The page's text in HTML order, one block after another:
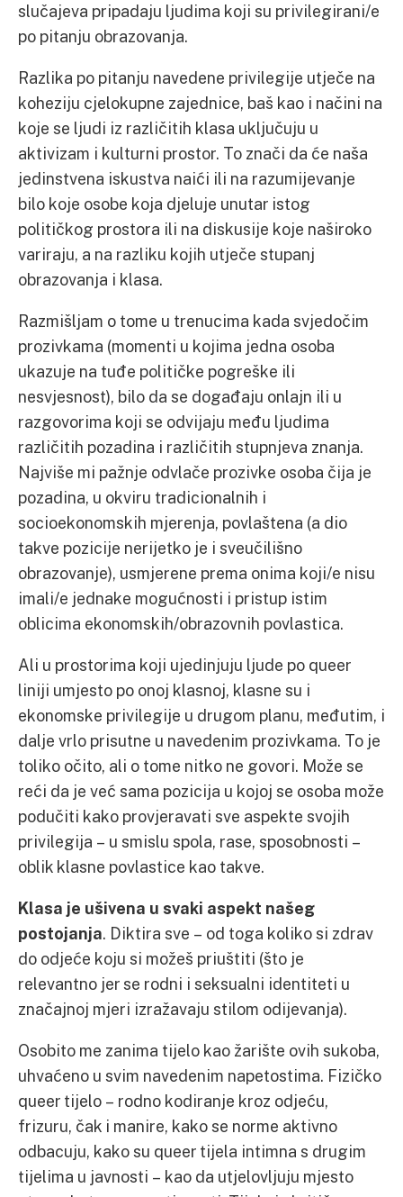
slučajeva pripadaju ljudima koji su privilegirani/e
po pitanju obrazovanja.
Razlika po pitanju navedene privilegije utječe na
koheziju cjelokupne zajednice, baš kao i načini na
koje se ljudi iz različitih klasa uključuju u
aktivizam i kulturni prostor. To znači da će naša
jedinstvena iskustva naići ili na razumijevanje
bilo koje osobe koja djeluje unutar istog
političkog prostora ili na diskusije koje naširoko
variraju, a na razliku kojih utječe stupanj
obrazovanja i klasa.
Razmišljam o tome u trenucima kada svjedočim
prozivkama (momenti u kojima jedna osoba
ukazuje na tuđe političke pogreške ili
nesvjesnost), bilo da se događaju onlajn ili u
razgovorima koji se odvijaju među ljudima
različitih pozadina i različitih stupnjeva znanja.
Najviše mi pažnje odvlače prozivke osoba čija je
pozadina, u okviru tradicionalnih i
socioekonomskih mjerenja, povlaštena (a dio
takve pozicije nerijetko je i sveučilišno
obrazovanje), usmjerene prema onima koji/e nisu
imali/e jednake mogućnosti i pristup istim
oblicima ekonomskih/obrazovnih povlastica.
Ali u prostorima koji ujedinjuju ljude po queer
liniji umjesto po onoj klasnoj, klasne su i
ekonomske privilegije u drugom planu, međutim, i
dalje vrlo prisutne u navedenim prozivkama. To je
toliko očito, ali o tome nitko ne govori. Može se
reći da je već sama pozicija u kojoj se osoba može
podučiti kako provjeravati sve aspekte svojih
privilegija – u smislu spola, rase, sposobnosti –
oblik klasne povlastice kao takve.
Klasa je ušivena u svaki aspekt našeg
postojanja. Diktira sve – od toga koliko si zdrav
do odjeće koju si možeš priuštiti (što je
relevantno jer se rodni i seksualni identiteti u
značajnoj mjeri izražavaju stilom odijevanja).
Osobito me zanima tijelo kao žarište ovih sukoba,
uhvaćeno u svim navedenim napetostima. Fizičko
queer tijelo – rodno kodiranje kroz odjeću,
frizuru, čak i manire, kako se norme aktivno
odbacuju, kako su queer tijela intimna s drugim
tijelima u javnosti – kao da utjelovljuju mjesto